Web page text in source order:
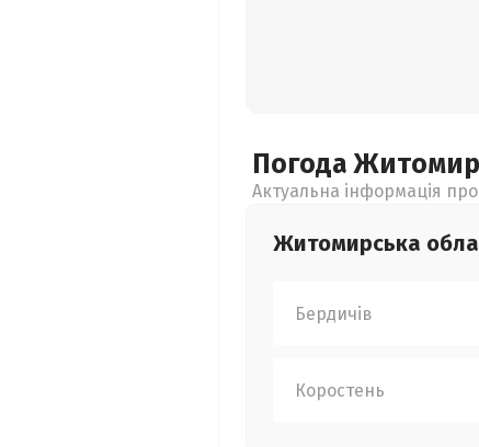
Погода
Актуальна інформація
Житомирська
Бердичів
Коростень